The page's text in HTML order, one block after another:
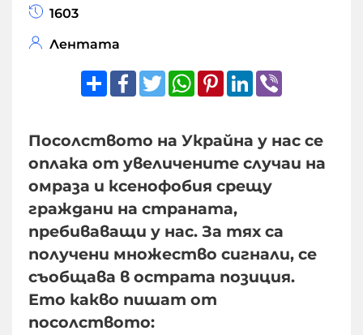
1603
Лентата
ShareFacebook
TwitterWhatsApp
Pinterest
LinkedIn
Посолството на Украйна у нас се
оплака от увеличените случаи на
омраза и ксенофобия срещу
граждани на страната,
пребиваващи у нас. За тях са
получени множество сигнали, се
съобщава в острата позиция.
Ето какво пишат от
посолството: